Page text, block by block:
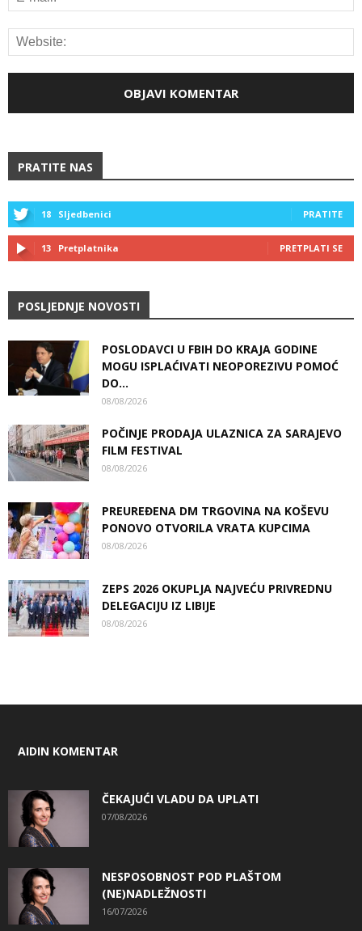
PRATITE NAS
18 Sljedbenici PRATITE
13 Pretplatnika PRETPLATI SE
POSLJEDNJE NOVOSTI
POSLODAVCI U FBIH DO KRAJA GODINE
MOGU ISPLAĆIVATI NEOPOREZIVU POMOĆ
DO...
08/08/2026
POČINJE PRODAJA ULAZNICA ZA SARAJEVO
FILM FESTIVAL
08/08/2026
PREUREĐENA DM TRGOVINA NA KOŠEVU
PONOVO OTVORILA VRATA KUPCIMA
08/08/2026
ZEPS 2026 OKUPLJA NAJVEĆU PRIVREDNU
DELEGACIJU IZ LIBIJE
08/08/2026
AIDIN KOMENTAR
ČEKAJUĆI VLADU DA UPLATI
07/08/2026
NESPOSOBNOST POD PLAŠTOM
(NE)NADLEŽNOSTI
16/07/2026